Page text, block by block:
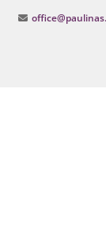
Inhalt